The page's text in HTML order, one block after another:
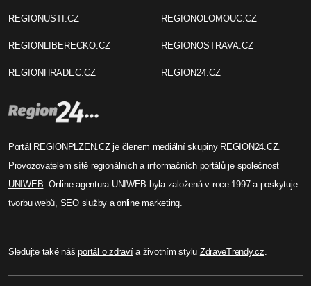
REGIONUSTI.CZ
REGIONLIBERECKO.CZ
REGIONHRADEC.CZ
REGIONOLOMOUC.CZ
REGIONOSTRAVA.CZ
REGION24.CZ
Portál REGIONPLZEN.CZ je členem mediální skupiny REGION24.CZ.
Provozovatelem sítě regionálních a informačních portálů je společnost
UNIWEB. Online agentura UNIWEB byla založená v roce 1997 a poskytuje
tvorbu webů, SEO služby a online marketing.
Sledujte také nášportál o zdravía životním stylu ZdraveTrendy.cz.